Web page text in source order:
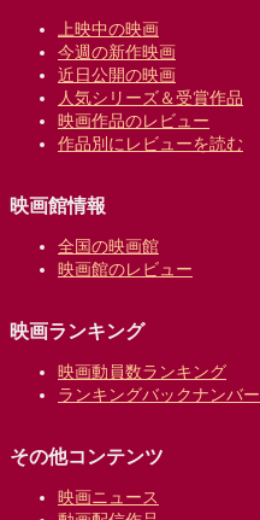
上映中の映画
今週の新作映画
近日公開の映画
人気シリーズ＆受賞作品
映画作品のレビュー
作品別にレビューを読む
映画館情報
全国の映画館
映画館のレビュー
映画ランキング
映画動員数ランキング
ランキングバックナンバー
その他コンテンツ
映画ニュース